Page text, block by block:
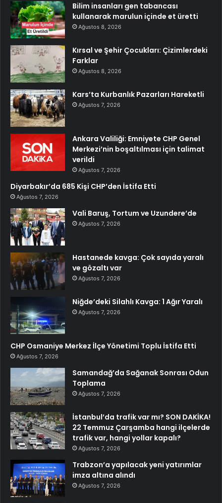
Bilim insanları gen tabancası
kullanarak marulun içinde et üretti
Ağustos 8, 2026
Kırsal ve Şehir Çocukları: Çizimlerdeki
Farklar
Ağustos 8, 2026
Kars’ta Kurbanlık Pazarları Hareketli
Ağustos 7, 2026
Ankara Valiliği: Emniyete CHP Genel
Merkezi’nin boşaltılması için talimat
verildi
Ağustos 7, 2026
Diyarbakır’da 685 Kişi CHP’den İstifa Etti
Ağustos 7, 2026
Vali Baruş, Tortum ve Uzundere’de
Ağustos 7, 2026
Hastanede kavga: Çok sayıda yaralı
ve gözaltı var
Ağustos 7, 2026
Niğde’deki Silahlı Kavga: 1 Ağır Yaralı
Ağustos 7, 2026
CHP Osmaniye Merkez İlçe Yönetimi Toplu İstifa Etti
Ağustos 7, 2026
Samandağ’da Sağanak Sonrası Odun
Toplama
Ağustos 7, 2026
İstanbul’da trafik var mı? SON DAKİKA!
22 Temmuz Çarşamba hangi ilçelerde
trafik var, hangi yollar kapalı?
Ağustos 7, 2026
Trabzon’a yapılacak yeni yatırımlar
imza altına alındı
Ağustos 7, 2026